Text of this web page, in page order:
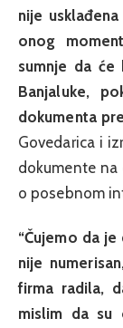
nije
onog
sumnje da
Banjaluke,
dokumenta
Govedarica i
dokumente na
o posebnom
“Čujemo da
nije
firma radila,
mislim da su